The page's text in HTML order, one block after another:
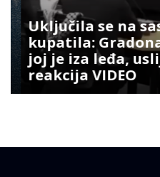
Uključila se na
kupatila:
joj je iza leđa,
reakcija VIDEO